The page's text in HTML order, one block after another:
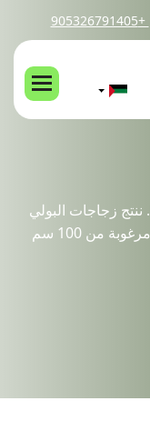
+905326791405
بصفتنا شركة Eskaplast Plastik San Tic. ننتج زجاجات البولي
إيثيلين (hdpe) والبراميل والأغطية بأحجام مرغوبة من 100 سم